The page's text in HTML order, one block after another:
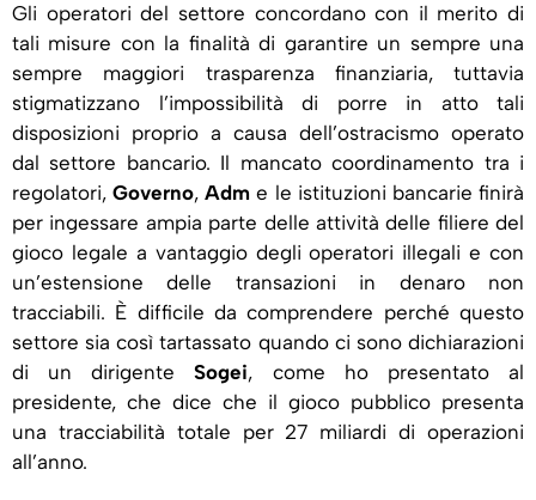
Gli operatori del settore concordano con il merito di
tali misure con la finalità di garantire un sempre una
sempre maggiori trasparenza finanziaria, tuttavia
stigmatizzano l’impossibilità di porre in atto tali
disposizioni proprio a causa dell’ostracismo operato
dal settore bancario. Il mancato coordinamento tra i
regolatori,Governo,Adm e le istituzioni bancarie finirà
per ingessare ampia parte delle attività delle filiere del
gioco legale a vantaggio degli operatori illegali e con
un’estensione delle transazioni in denaro non
tracciabili. È difficile da comprendere perché questo
settore sia così tartassato quando ci sono dichiarazioni
di un dirigenteSogei, come ho presentato al
presidente, che dice che il gioco pubblico presenta
una tracciabilità totale per 27 miliardi di operazioni
all’anno.